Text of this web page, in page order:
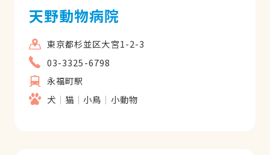
天野動物病院
東京都杉並区大宮1-2-3
03-3325-6798
永福町駅
犬
猫 小鳥 小動物